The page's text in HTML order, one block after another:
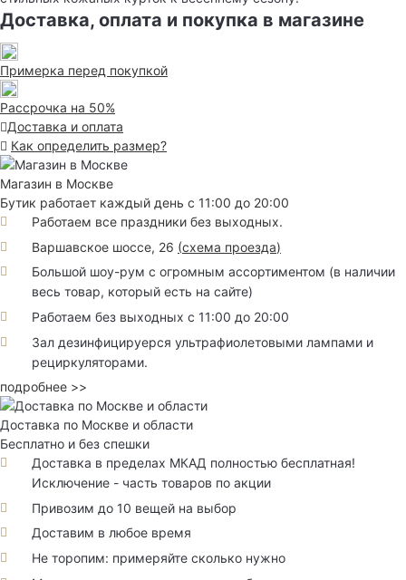
Доставка, оплата и покупка в магазине
Примерка перед покупкой
Рассрочка на 50%
Доставка и оплата
Как определить размер?
Магазин в Москве
Бутик работает каждый день с 11:00 до 20:00
Работаем все праздники без выходных.
Варшавское шоссе, 26 (схема проезда)
Большой шоу-рум с огромным ассортиментом (в наличии
весь товар, который есть на сайте)
Работаем без выходных с 11:00 до 20:00
Зал дезинфицируерся ультрафиолетовыми лампами и
рециркуляторами.
подробнее >>
Доставка по Москве и области
Бесплатно и без спешки
Доставка в пределах МКАД полностью бесплатная!
Исключение - часть товаров по акции
Привозим до 10 вещей на выбор
Доставим в любое время
Не торопим: примеряйте сколько нужно